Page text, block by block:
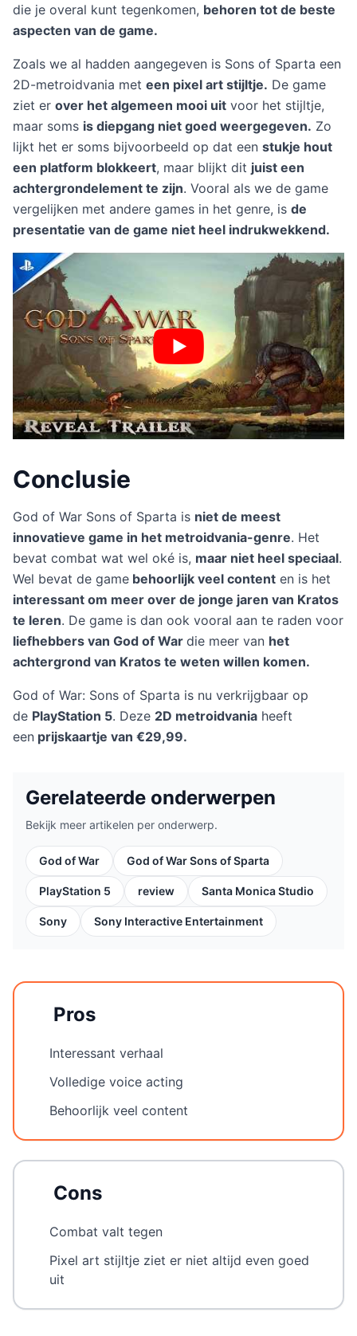
die je overal kunt tegenkomen, behoren tot de beste
aspecten van de game.
Zoals we al hadden aangegeven is Sons of Sparta een
2D-metroidvania met een pixel art stijltje. De game
ziet er over het algemeen mooi uit voor het stijltje,
maar soms is diepgang niet goed weergegeven. Zo
lijkt het er soms bijvoorbeeld op dat een stukje hout
een platform blokkeert, maar blijkt dit juist een
achtergrondelement te zijn. Vooral als we de game
vergelijken met andere games in het genre, is de
presentatie van de game niet heel indrukwekkend.
Conclusie
God of War Sons of Sparta is niet de meest
innovatieve game in het metroidvania-genre. Het
bevat combat wat wel oké is, maar niet heel speciaal.
Wel bevat de game behoorlijk veel content en is het
interessant om meer over de jonge jaren van Kratos
te leren. De game is dan ook vooral aan te raden voor
liefhebbers van God of War die meer van het
achtergrond van Kratos te weten willen komen.
God of War: Sons of Sparta is nu verkrijgbaar op
de PlayStation 5. Deze 2D metroidvania heeft
een prijskaartje van €29,99.
Gerelateerde onderwerpen
Bekijk meer artikelen per onderwerp.
God of War God of War Sons of Sparta
PlayStation 5 review Santa Monica Studio
Sony Sony Interactive Entertainment
Pros
Interessant verhaal
Volledige voice acting
Behoorlijk veel content
Cons
Combat valt tegen
Pixel art stijltje ziet er niet altijd even goed
uit